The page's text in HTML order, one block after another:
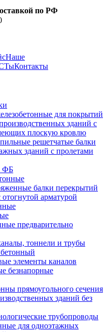
по РФ
Наше
Контакты
для покрытий
зданий с
плоскую кровлю
решетчатые балки
зданий с пролетами
ФБ
балки перекрытий
арматурой
предварительно
тоннели и трубы
элементы каналов
безнапорные
прямоугольного сечения
зданий без
трубопроводы
для одноэтажных